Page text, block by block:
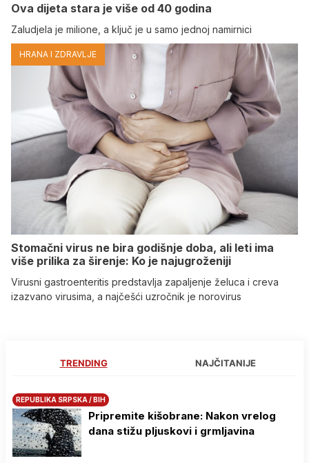
Ova dijeta stara je više od 40 godina
Zaludjela je milione, a ključ je u samo jednoj namirnici
HRANA I ZDRAVLJE
Stomačni virus ne bira godišnje doba, ali leti ima
više prilika za širenje: Ko je najugroženiji
Virusni gastroenteritis predstavlja zapaljenje želuca i creva
izazvano virusima, a najčešći uzročnik je norovirus
TRENDING NAJČITANIJE
REPUBLIKA SRPSKA / BIH
Pripremite kišobrane: Nakon vrelog
dana stižu pljuskovi i grmljavina